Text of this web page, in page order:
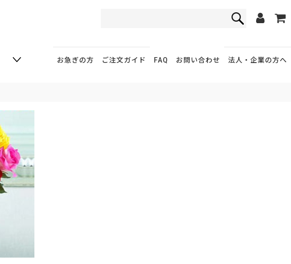
法人・企業の方へ
ご注文ガイド
お急ぎの方 FAQ お問い合わせ